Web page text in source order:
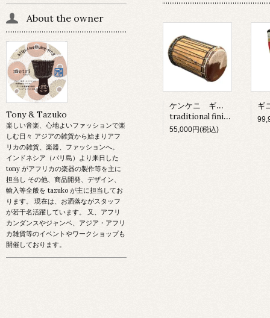
ケンケニ ギニア産
traditional finishing
55,000円(税込)
About the owner
Tony & Tazuko
楽しい音楽、心地よいファッションで楽
しむ日々 アジアの雑貨から始まりアフ
リカの雑貨、楽器、ファッションへ。
インドネシア（バリ島）より来日した
tony がアフリカの楽器の製作等を主に
担当し その他、商品開発、デザイン、
輸入等全般を tazuko が主に担当してお
ります。 現在は、お洒落ながスタッフ
が若干名活躍しています。 又、アフリ
カンダンスやジャンベ、アジア・アフリ
カ雑貨等のイベントやワークショップも
開催しております。